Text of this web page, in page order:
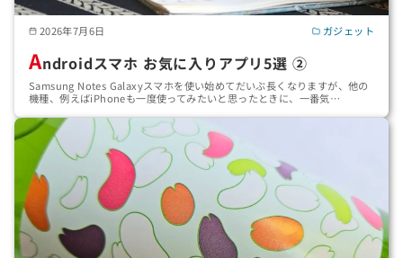
2026年7月6日 ガジェット
Androidスマホ お気に入りアプリ5選 ②
Samsung Notes Galaxyスマホを使い始めてだいぶ長くなりますが、他の
機種、例えばiPhoneも一度使ってみたいと思ったときに、一番気…